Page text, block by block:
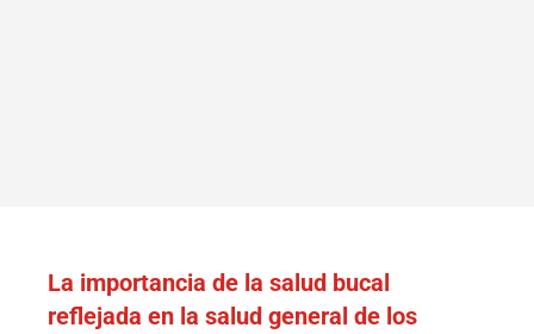
La importancia de la salud bucal
reflejada en la salud general de los